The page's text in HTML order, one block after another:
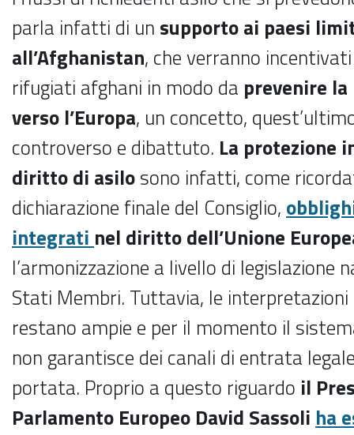
parla infatti di un supporto ai paesi
all’Afghanistan, che verranno
rifugiati afghani in modo da prevenire
verso l’Europa, un concetto,
controverso e dibattuto. La protezione
diritto di asilosono infatti, come
dichiarazione finale del Consiglio,
integrati nel diritto dell’Unione
l’armonizzazione a livello di legislazione
Stati Membri. Tuttavia, le
restano ampie e per il momento il
non garantisce dei canali di entrata
portata. Proprio a questo riguardo il
Parlamento Europeo David Sassoli ha